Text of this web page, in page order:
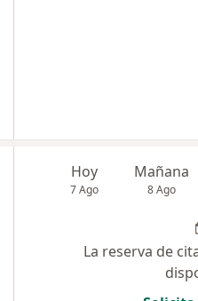
Hoy
7 Ago
Mañana
8 Ago
La reserva de